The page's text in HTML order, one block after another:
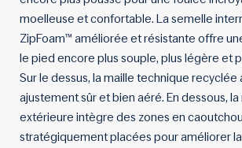
moelleuse et confortable. La semelle
ZipFoam™ améliorée et résistante offre
le pied encore plus souple, plus légère et
Sur le dessus, la maille technique recyclée
ajustement sûr et bien aéré. En dessous,
extérieure intègre des zones en
stratégiquement placées pour améliorer